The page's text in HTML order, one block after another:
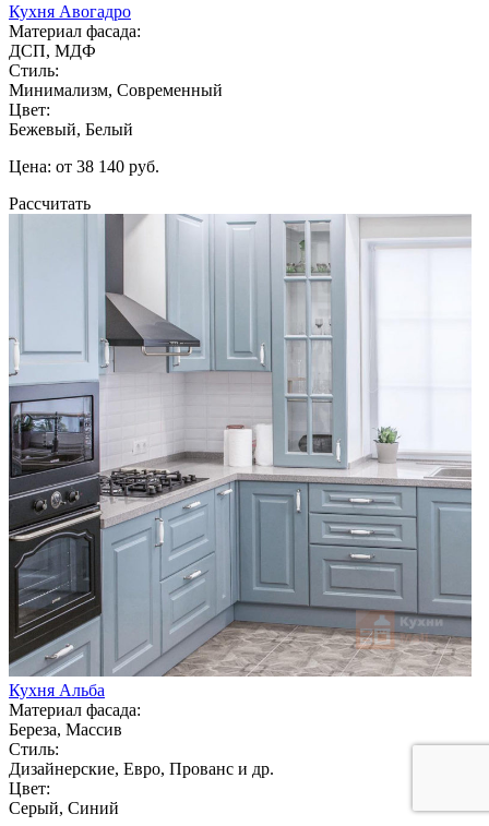
Кухня Авогадро
Материал фасада:
ДСП, МДФ
Стиль:
Минимализм, Современный
Цвет:
Бежевый, Белый
Цена: от 38 140 руб.
Рассчитать
Кухня Альба
Материал фасада:
Береза, Массив
Стиль:
Дизайнерские, Евро, Прованс и др.
Цвет:
Серый, Синий